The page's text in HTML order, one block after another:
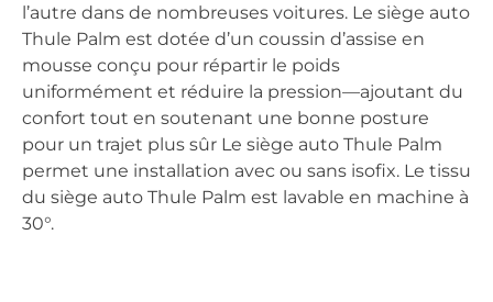
l’autre dans de nombreuses voitures. Le siège auto
Thule Palm est dotée d’un coussin d’assise en
mousse conçu pour répartir le poids
uniformément et réduire la pression—ajoutant du
confort tout en soutenant une bonne posture
pour un trajet plus sûr Le siège auto Thule Palm
permet une installation avec ou sans isofix. Le tissu
du siège auto Thule Palm est lavable en machine à
30°.